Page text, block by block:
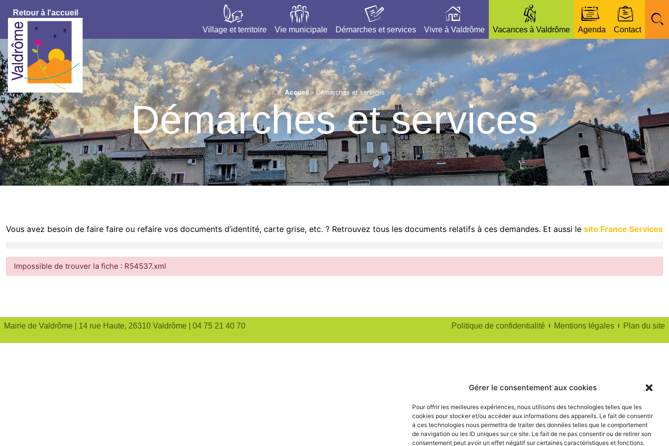
Gérer le consentement aux cookies
Pour offrir les meilleures expériences, nous utilisons des technologies telles que les
cookies pour stocker et/ou accéder aux informations des appareils. Le fait de consentir
à ces technologies nous permettra de traiter des données telles que le comportement
de navigation ou les ID uniques sur ce site. Le fait de ne pas consentir ou de retirer son
consentement peut avoir un effet négatif sur certaines caractéristiques et fonctions.
Retour à l'accueil
Village et territoire
Vie municipale Démarches et services Vivre à Valdrôme Vacances à Valdrôme Agenda Contact
Accueil»Démarches et services
Démarches et services
Vous avez besoin de faire faire ou refaire vos documents d’identité, carte grise, etc. ? Retrouvez tous les documents relatifs à ces demandes. Et aussi le site France Services
Impossible de trouver la fiche : R54537.xml
Mairie de Valdrôme | 14 rue Haute, 26310 Valdrôme | 04 75 21 40 70 Politique de confidentialité Mentions légales Plan du site